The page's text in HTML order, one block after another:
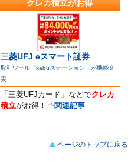
クレカ積立がお得
三菱UFJ eスマート証券
取引ツール「kabuステーション」が機能充
実
「三菱UFJカード」などでクレカ
積立がお得！ ⇒ 関連記事
ページのトップに戻る